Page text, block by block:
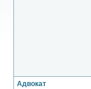
Адвокат